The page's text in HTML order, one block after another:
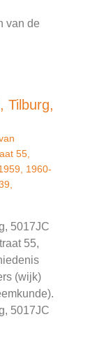
van de
Tilburg,
55
1960-
5017JC
55,
(wijk)
5017JC